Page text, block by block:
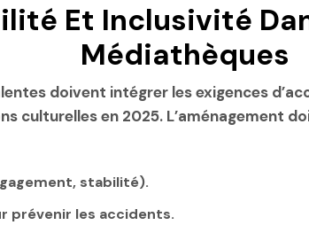
Et Inclusivité
Médiathèques
doivent intégrer les exigences
culturelles en 2025. L’aménagement
stabilité).
prévenir les accidents.